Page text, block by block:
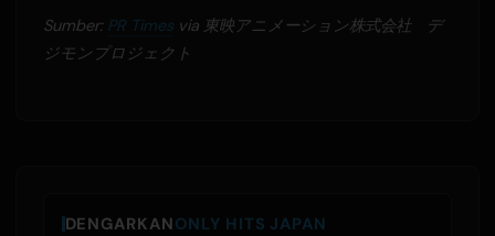
Sumber: PR Timesvia 東映アニメーション株式会社 デ
ジモンプロジェクト
DENGARKANONLY HITS JAPAN